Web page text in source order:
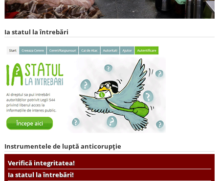
Ia statul la întrebări
Instrumentele de luptă anticorupție
Verifică integritatea!
Ia statul la întrebări!